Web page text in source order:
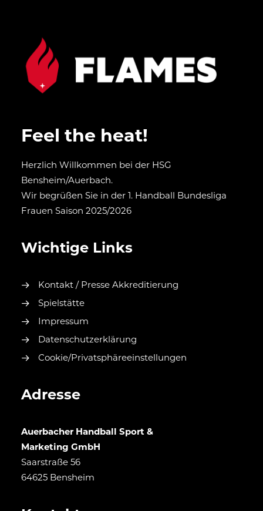
Feel the heat!
Herzlich Willkommen bei der HSG
Bensheim/Auerbach.
Wir begrüßen Sie in der 1. Handball Bundesliga
Frauen Saison 2025/2026
Wichtige Links
Kontakt / Presse Akkreditierung
Spielstätte
Impressum
Datenschutzerklärung
Cookie/Privatsphäreeinstellungen
Adresse
Auerbacher Handball Sport &
Marketing GmbH
Saarstraße 56
64625 Bensheim